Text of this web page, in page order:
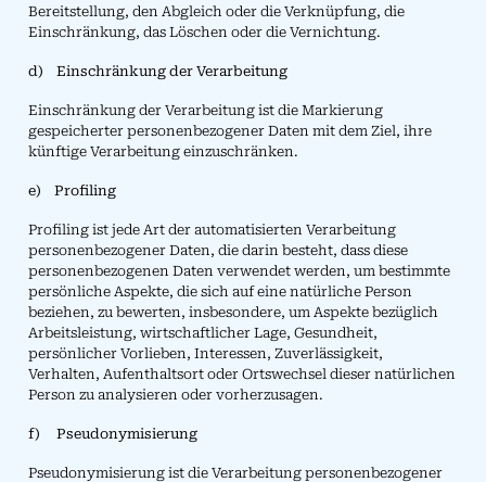
Bereitstellung, den Abgleich oder die Verknüpfung, die
Einschränkung, das Löschen oder die Vernichtung.
d) Einschränkung der Verarbeitung
Einschränkung der Verarbeitung ist die Markierung
gespeicherter personenbezogener Daten mit dem Ziel, ihre
künftige Verarbeitung einzuschränken.
e) Profiling
Profiling ist jede Art der automatisierten Verarbeitung
personenbezogener Daten, die darin besteht, dass diese
personenbezogenen Daten verwendet werden, um bestimmte
persönliche Aspekte, die sich auf eine natürliche Person
beziehen, zu bewerten, insbesondere, um Aspekte bezüglich
Arbeitsleistung, wirtschaftlicher Lage, Gesundheit,
persönlicher Vorlieben, Interessen, Zuverlässigkeit,
Verhalten, Aufenthaltsort oder Ortswechsel dieser natürlichen
Person zu analysieren oder vorherzusagen.
f) Pseudonymisierung
Pseudonymisierung ist die Verarbeitung personenbezogener